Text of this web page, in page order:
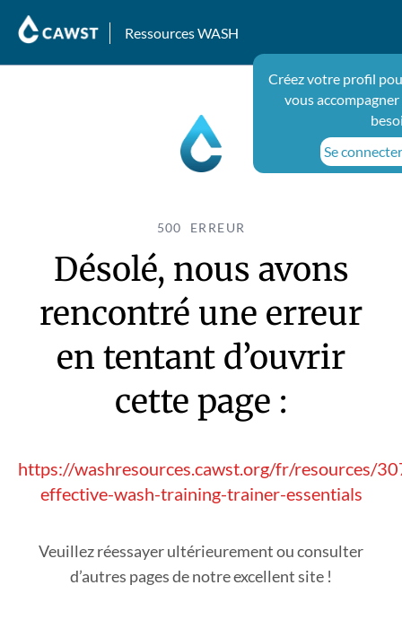
Ressources WASH
Créez votre profil
vous
Se
500 ERREUR
Désolé, nous avons
rencontré une erreur
en tentant d’ouvrir
cette page :
https://washresources.cawst.org/fr/resources/
effective-wash-training-trainer-essentials
Veuillez réessayer ultérieurement ou consulter
d’autres pages de notre excellent site !